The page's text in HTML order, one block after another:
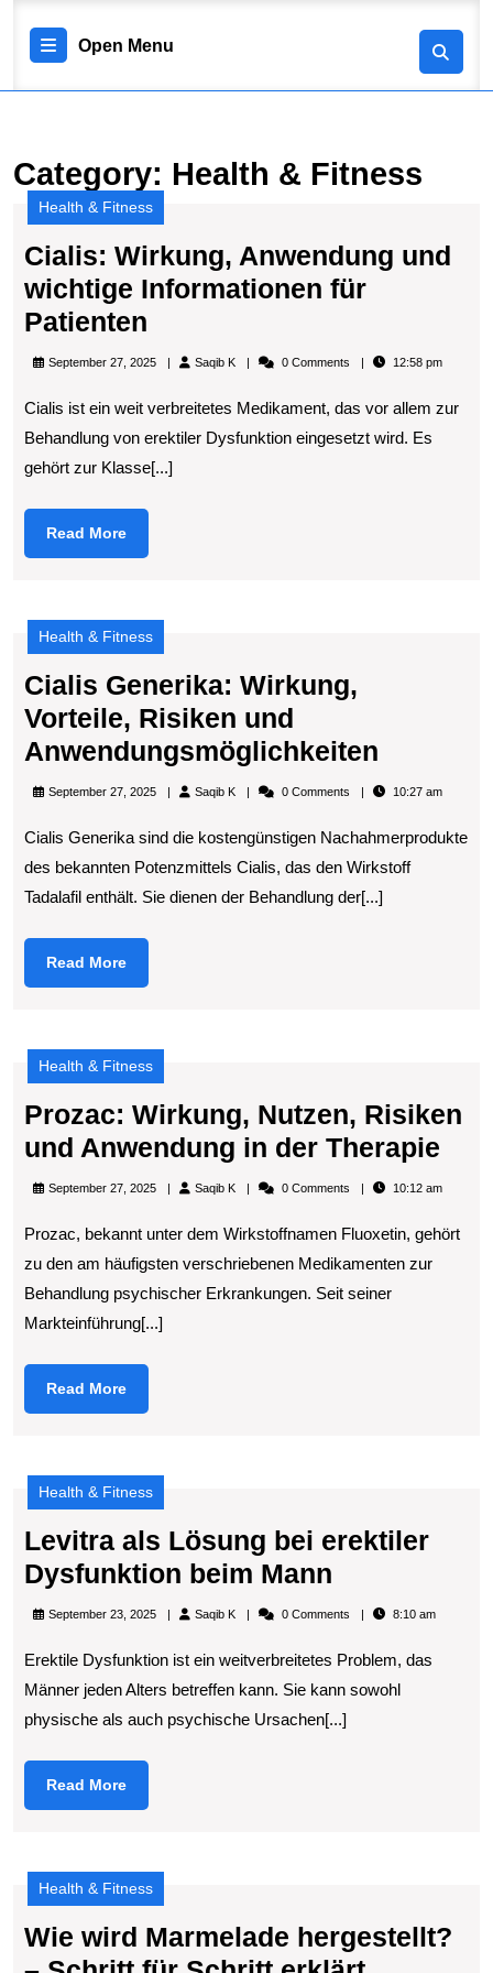
content
Open Menu
Menu
Category: Health & Fitness
Health & Fitness
Cialis: Wirkung, Anwendung und
wichtige Informationen für
Patienten
Wirkung,
und
wichtige
Informationen
für
Patienten
September 27, 2025 Saqib KSaqib
0 Comments 12:58 pm
Cialis ist ein weit verbreitetes Medikament, das vor allem zur
Behandlung von erektiler Dysfunktion eingesetzt wird. Es
gehört zur Klasse[...]
Read MoreRead
More
Health & Fitness
Cialis Generika: Wirkung,
Vorteile, Risiken und
Anwendungsmöglichkeiten
Vorteile,
Risiken
und
September 27, 2025 Saqib KSaqib
0 Comments 10:27 am
Cialis Generika sind die kostengünstigen Nachahmerprodukte
des bekannten Potenzmittels Cialis, das den Wirkstoff
Tadalafil enthält. Sie dienen der Behandlung der[...]
Read MoreRead
More
Health & Fitness
Prozac: Wirkung, Nutzen, Risiken
und Anwendung in der Therapie
September 27, 2025 Saqib KSaqib
0 Comments 10:12 am
Prozac, bekannt unter dem Wirkstoffnamen Fluoxetin, gehört
zu den am häufigsten verschriebenen Medikamenten zur
Behandlung psychischer Erkrankungen. Seit seiner
Markteinführung[...]
Read MoreRead
More
Health & Fitness
Levitra als Lösung bei erektiler
Dysfunktion beim Mann
als
bei
erektiler
Dysfunktion
September 23, 2025 Saqib KSaqib
0 Comments 8:10 am
Erektile Dysfunktion ist ein weitverbreitetes Problem, das
Männer jeden Alters betreffen kann. Sie kann sowohl
physische als auch psychische Ursachen[...]
Read MoreRead
More
Health & Fitness
Wie wird Marmelade hergestellt?